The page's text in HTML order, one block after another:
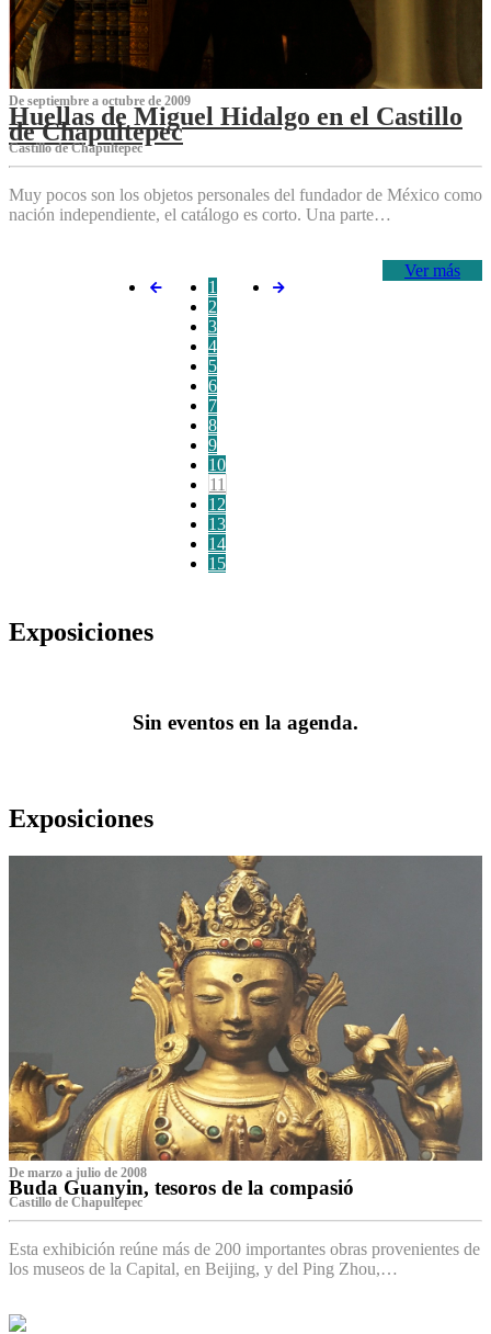
De septiembre a octubre de 2009
Huellas de Miguel Hidalgo en el Castillo
de Chapultepec
Castillo de Chapultepec
Muy pocos son los objetos personales del fundador de México como
nación independiente, el catálogo es corto. Una parte…
Ver más
1
2
3
4
5
6
7
8
9
10
11
12
13
14
15
Exposiciones
Sin eventos en la agenda.
Exposiciones
De marzo a julio de 2008
Buda Guanyin, tesoros de la compasió
Castillo de Chapultepec
Esta exhibición reúne más de 200 importantes obras provenientes de
los museos de la Capital, en Beijing, y del Ping Zhou,…